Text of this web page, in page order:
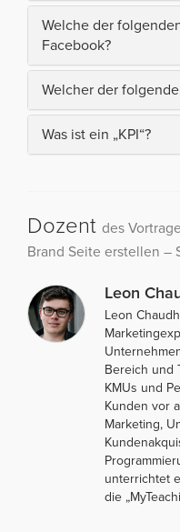
Welche der
Facebook?
Welcher der
Was ist ein „KPI“?
Dozent des
Brand Seite erstellen –
Leon
Leon
Bereich und
KMUs und
Kunden vor
Marketing,
unterrichtet
die